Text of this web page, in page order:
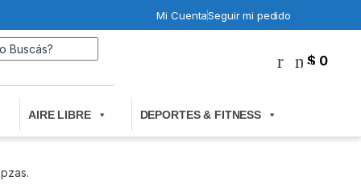
Mi CuentaSeguir mi pedido
$ 0
AIRE LIBRE DEPORTES & FITNESS